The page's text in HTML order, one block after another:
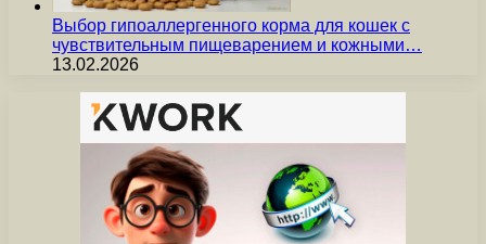
Выбор гипоаллергенного корма для кошек с
чувствительным пищеварением и кожными…
13.02.2026